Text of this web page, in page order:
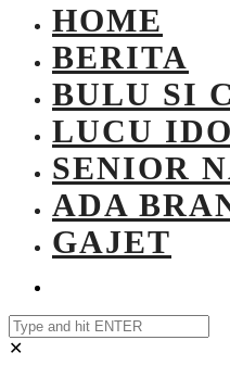
HOME
BERITA
BULU SI
LUCU
SENIOR
ADA
GAJET
✕